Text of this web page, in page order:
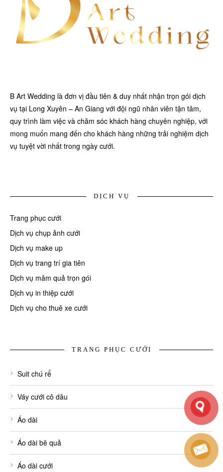
B Art Wedding là đơn vị đầu tiên & duy nhất nhận trọn gói dịch
vụ tại Long Xuyên – An Giang với đội ngũ nhân viên tận tâm,
quy trình làm việc và chăm sóc khách hàng chuyên nghiệp, với
mong muốn mang đến cho khách hàng những trải nghiệm dịch
vụ tuyệt vời nhất trong ngày cưới.
DỊCH VỤ
Trang phục cưới
Dịch vụ chụp ảnh cưới
Dịch vụ make up
Dịch vụ trang trí gia tiên
Dịch vụ mâm quả trọn gói
Dịch vụ in thiệp cưới
Dịch vụ cho thuê xe cưới
TRANG PHỤC CƯỚI
Suit chú rể
Váy cưới cô dâu
Áo dài
Áo dài bê quả
Áo dài cưới